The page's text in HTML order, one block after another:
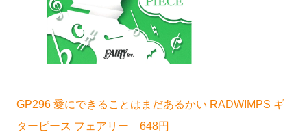
GP296 愛にできることはまだあるかい RADWIMPS ギ
ターピース フェアリー 648円